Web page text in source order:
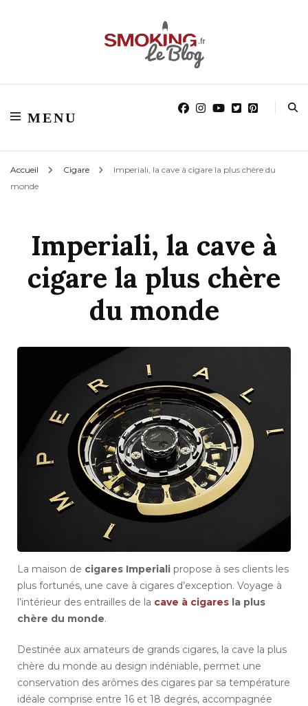
Blog smoking.fr
MENU
Accueil Cigare
Imperiali, la cave à cigare la plus chère du
monde
Imperiali, la cave à
cigare la plus chère
du monde
La maison de cigares Imperiali propose à ses clients les
plus fortunés, une cave à cigares d’exception. Voyage à
l’intérieur des entrailles de la cave à cigares la plus
chère du monde.
Destinée aux amateurs de grands cigares, la cave la plus
chère du monde au design indéniable, permet une
conservation des arômes des cigares par sa température
idéale comprise entre 16 et 18 degrés, accompagnée